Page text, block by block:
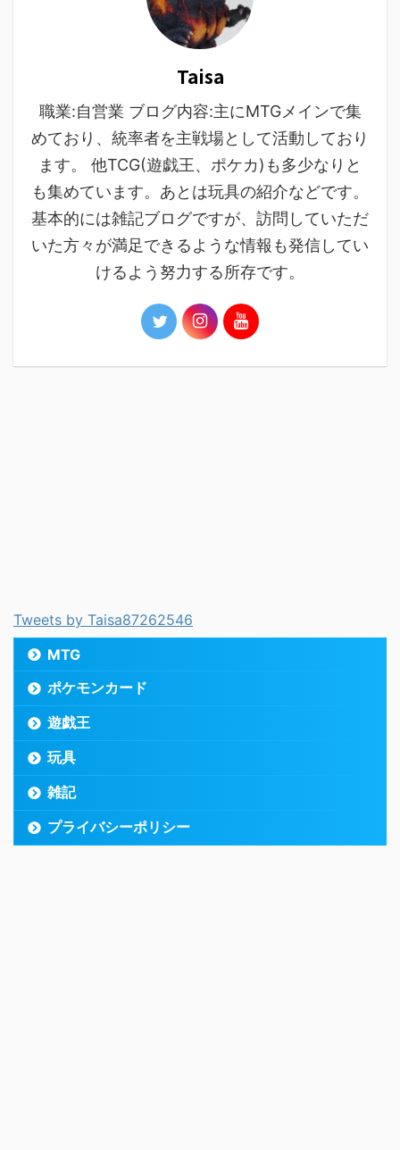
Taisa
職業:自営業 ブログ内容:主にMTGメインで集
めており、統率者を主戦場として活動しており
ます。 他TCG(遊戯王、ポケカ)も多少なりと
も集めています。あとは玩具の紹介などです。
基本的には雑記ブログですが、訪問していただ
いた方々が満足できるような情報も発信してい
けるよう努力する所存です。
Tweets by Taisa87262546
MTG
ポケモンカード
遊戯王
玩具
雑記
プライバシーポリシー